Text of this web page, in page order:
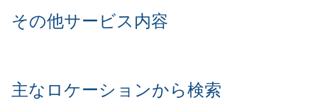
その他サービス内容
主なロケーションから検索